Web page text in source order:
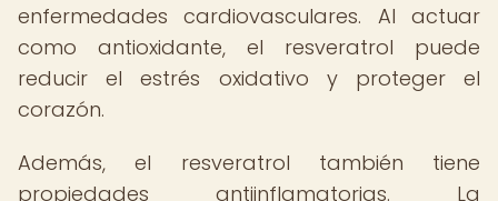
enfermedades cardiovasculares. Al actuar
como antioxidante, el resveratrol puede
reducir el estrés oxidativo y proteger el
corazón.
Además, el resveratrol también tiene
propiedades antiinflamatorias. La